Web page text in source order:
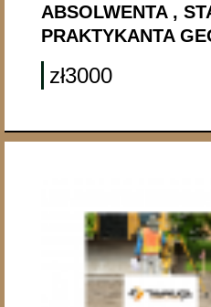
ABSOLWENTA ,
PRAKTYKANTA
zł3000